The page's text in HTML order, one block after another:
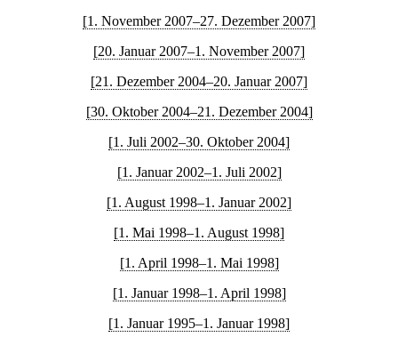
[1. November 2007–27. Dezember 2007]
[20. Januar 2007–1. November 2007]
[21. Dezember 2004–20. Januar 2007]
[30. Oktober 2004–21. Dezember 2004]
[1. Juli 2002–30. Oktober 2004]
[1. Januar 2002–1. Juli 2002]
[1. August 1998–1. Januar 2002]
[1. Mai 1998–1. August 1998]
[1. April 1998–1. Mai 1998]
[1. Januar 1998–1. April 1998]
[1. Januar 1995–1. Januar 1998]